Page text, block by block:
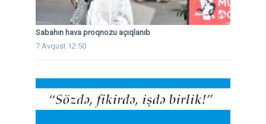
Sabahın hava proqnozu açıqlanıb
7 Avqust 12:50